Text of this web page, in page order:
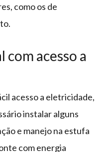
como os de
com acesso a
acesso a eletricidade,
instalar alguns
e manejo na estufa
com energia